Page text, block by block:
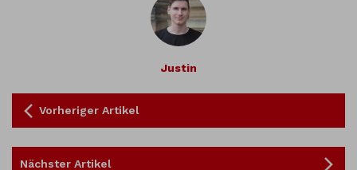
Justin
Vorheriger Artikel
Nächster Artikel